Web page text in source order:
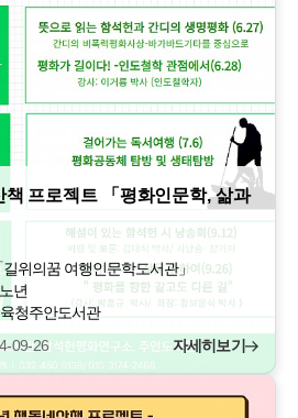
프로젝트 「평화인문학, 삶과
위의꿈 여행인문학도서관」
년
청주안도서관
09-26
자세히보기